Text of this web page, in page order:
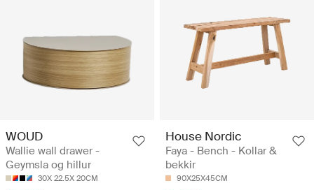
WOUD
Wallie wall drawer -
Geymsla og hillur
30X 22.5X 20CM
House Nordic
Faya - Bench - Kollar &
bekkir
90X25X45CM